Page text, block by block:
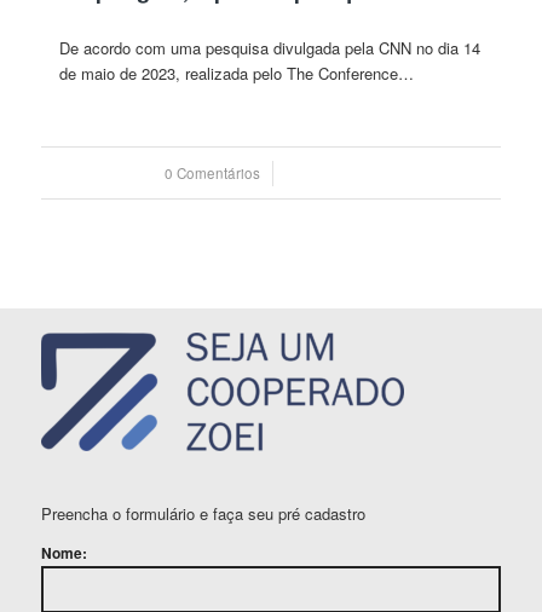
De acordo com uma pesquisa divulgada pela CNN no dia 14
de maio de 2023, realizada pelo The Conference…
0 Comentários
/
Preencha o formulário e faça seu pré cadastro
Nome: